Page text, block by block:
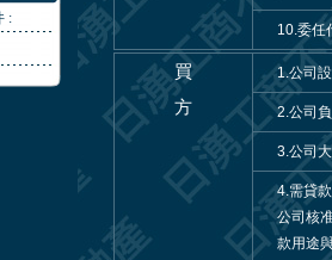
:
10.委任
買
方
1.公司
2.公司
3.公司
4.需貸
公司核
款用途